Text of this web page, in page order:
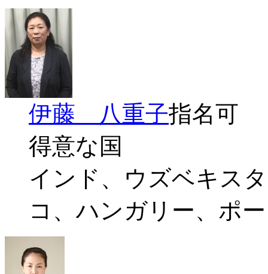
伊藤 八重子指名可
得意な国
インド、ウズベキス
コ、ハンガリー、ポ